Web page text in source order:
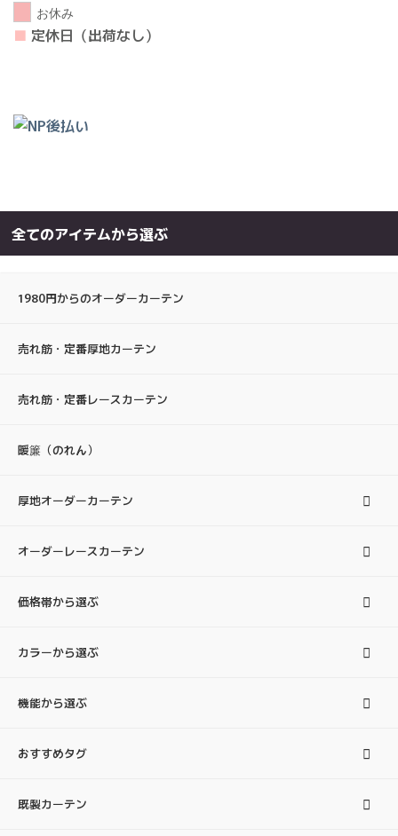
お休み
■ 定休日（出荷なし）
全てのアイテムから選ぶ
1980円からのオーダーカーテン
売れ筋・定番厚地カーテン
売れ筋・定番レースカーテン
暖簾（のれん）
厚地オーダーカーテン
オーダーレースカーテン
価格帯から選ぶ
カラーから選ぶ
機能から選ぶ
おすすめタグ
既製カーテン